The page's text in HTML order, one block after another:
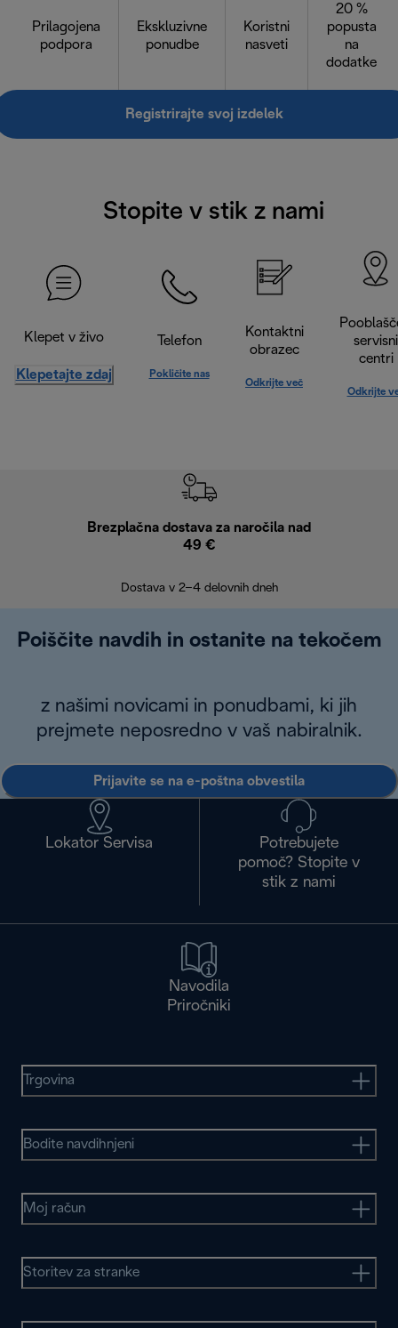
Prilagojena
podpora
Ekskluzivne
ponudbe
Koristni
nasveti
20 %
popusta
na
dodatke
Registrirajte svoj izdelek
Stopite v stik z nami
Klepet v živo
Klepetajte zdaj
Telefon
Pokličite nas
Kontaktni
obrazec
Odkrijte več
servisni
centri
Odkrijte
Brezplačna dostava za naročila nad
49 €
Dostava v 2–4 delovnih dneh
Poiščite navdih in ostanite na tekočem
z našimi novicami in ponudbami, ki jih
prejmete neposredno v vaš nabiralnik.
Prijavite se na e-poštna obvestila
Lokator Servisa
Potrebujete
pomoč? Stopite v
stik z nami
Navodila
Priročniki
Trgovina
Bodite navdihnjeni
Moj račun
Storitev za stranke